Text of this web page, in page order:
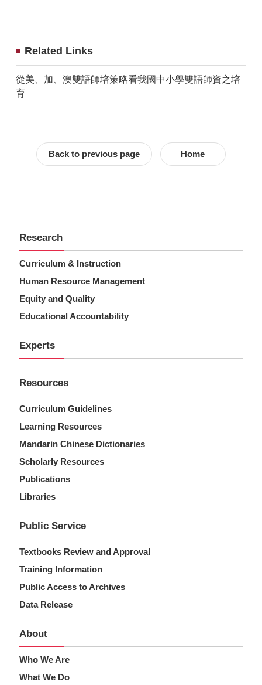
Related Links
從美、加、澳雙語師培策略看我國中小學雙語師資之培
育
Back to previous page Home
Research
Curriculum & Instruction
Human Resource Management
Equity and Quality
Educational Accountability
Experts
Resources
Curriculum Guidelines
Learning Resources
Mandarin Chinese Dictionaries
Scholarly Resources
Publications
Libraries
Public Service
Textbooks Review and Approval
Training Information
Public Access to Archives
Data Release
About
Who We Are
What We Do